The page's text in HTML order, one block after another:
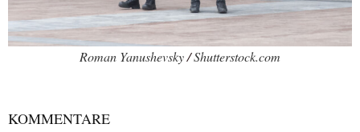
Roman Yanushevsky/Shutterstock.com
KOMMENTARE